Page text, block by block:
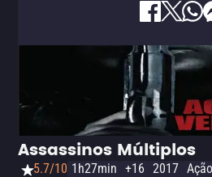
Assassinos Múltiplos
5.7/10 1h27min +16 2017 Ação